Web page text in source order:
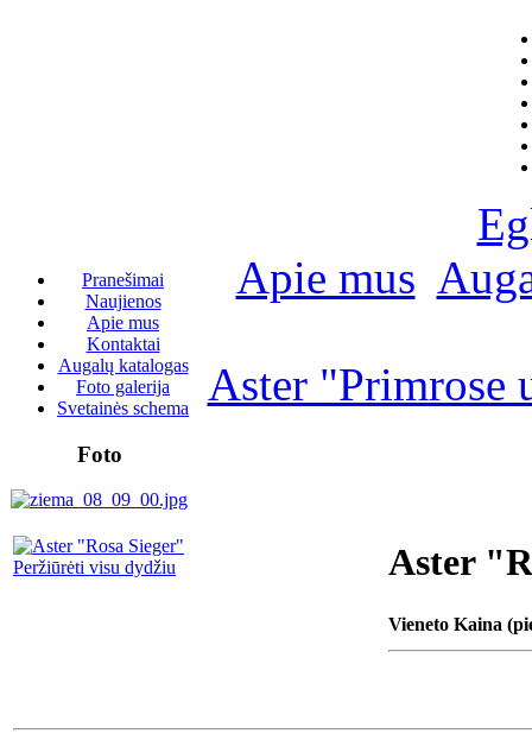
Pranešimai
Naujienos
Apie mus
Kontaktai
Augalų katalogas
Foto galerija
Svetainės schema
Foto
Apie mus
Aster "Primrose
Peržiūrėti visu dydžiu Aster
Vieneto Kaina